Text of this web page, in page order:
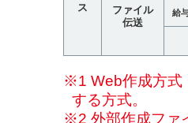
ス
ファイル
伝送
給
※1 Web作成方式
する方式。
※2 外部作成ファ